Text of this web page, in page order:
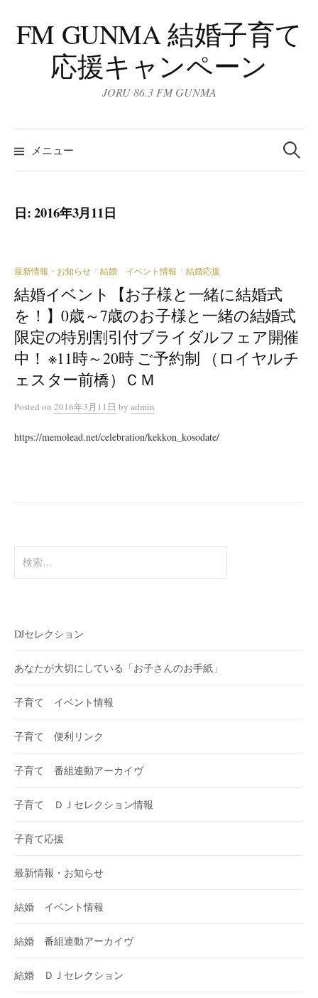
ン
テ
FM GUNMA 結婚子育て
応援キャンペーン
JORU 86.3 FM GUNMA
メニュー
検
索:
日:2016年3月11日
最新情報・お知らせ / 結婚 イベント情報 / 結婚応援
結婚イベント【お子様と一緒に結婚式
を！】0歳～7歳のお子様と一緒の結婚式
限定の特別割引付ブライダルフェア開催
中！ ※11時～20時 ご予約制 （ロイヤルチ
ェスター前橋）ＣＭ
Posted on 2016年3月11日 by admin
https://memolead.net/celebration/kekkon_kosodate/
索:
DJセレクション
あなたが大切にしている「お子さんのお手紙」
子育て イベント情報
子育て 便利リンク
子育て 番組連動アーカイヴ
子育て ＤＪセレクション情報
子育て応援
最新情報・お知らせ
結婚 イベント情報
結婚 番組連動アーカイヴ
結婚 ＤＪセレクション